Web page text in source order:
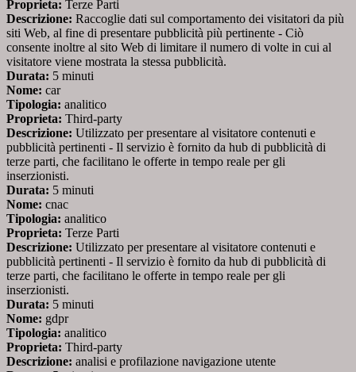
Proprieta: Terze Parti
Descrizione: Raccoglie dati sul comportamento dei visitatori da più
siti Web, al fine di presentare pubblicità più pertinente - Ciò
consente inoltre al sito Web di limitare il numero di volte in cui al
visitatore viene mostrata la stessa pubblicità.
Durata: 5 minuti
Nome: car
Tipologia: analitico
Proprieta: Third-party
Descrizione: Utilizzato per presentare al visitatore contenuti e
pubblicità pertinenti - Il servizio è fornito da hub di pubblicità di
terze parti, che facilitano le offerte in tempo reale per gli
inserzionisti.
Durata: 5 minuti
Nome: cnac
Tipologia: analitico
Proprieta: Terze Parti
Descrizione: Utilizzato per presentare al visitatore contenuti e
pubblicità pertinenti - Il servizio è fornito da hub di pubblicità di
terze parti, che facilitano le offerte in tempo reale per gli
inserzionisti.
Durata: 5 minuti
Nome: gdpr
Tipologia: analitico
Proprieta: Third-party
Descrizione: analisi e profilazione navigazione utente